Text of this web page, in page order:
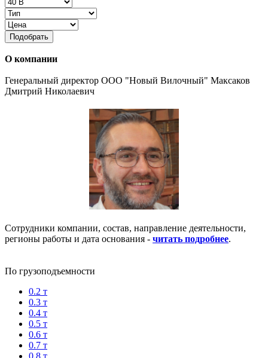
Подобрать
О компании
Генеральный директор ООО "Новый Вилочный" Максаков
Дмитрий Николаевич
Сотрудники компании, состав, направление деятельности,
регионы работы и дата основания - читать подробнее.
По грузоподъемности
0.2 т
0.3 т
0.4 т
0.5 т
0.6 т
0.7 т